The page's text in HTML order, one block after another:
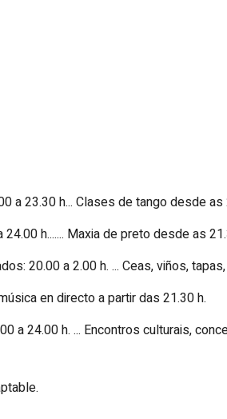
a 23.30 h... Clases de tango desde as
h....... Maxia de preto desde as
20.00 a 2.00 h. ... Ceas, viños,
en directo a partir das 21.30 h.
a 24.00 h. ... Encontros culturais,